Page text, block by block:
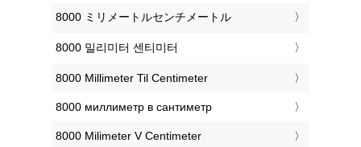
‎8000 ミリメートルセンチメートル
‎8000 밀리미터 센티미터
‎8000 Millimeter Til Centimeter
‎8000 миллиметр в сантиметр
‎8000 Milimeter V Centimeter